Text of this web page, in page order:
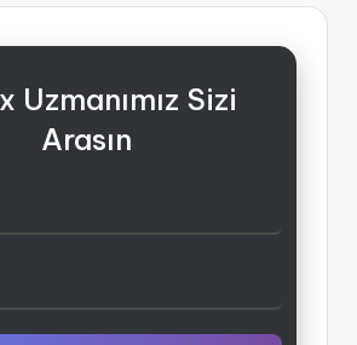
Uzmanımız Sizi
Arasın